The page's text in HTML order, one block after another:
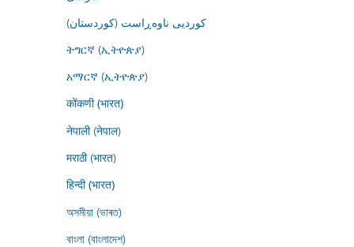
کوردیی ناوەڕاست (کوردستان)
ትግርኛ (ኢትዮጵያ)
አማርኛ (ኢትዮጵያ)
कोंकणी (भारत)
नेपाली (नेपाल)
मराठी (भारत)
हिन्दी (भारत)
অসমীয়া (ভাৰত)
বাংলা (বাংলাদেশ)